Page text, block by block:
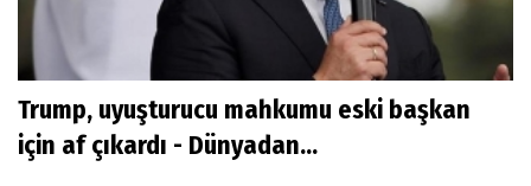
Trump, uyuşturucu mahkumu eski başkan
için af çıkardı - Dünyadan...